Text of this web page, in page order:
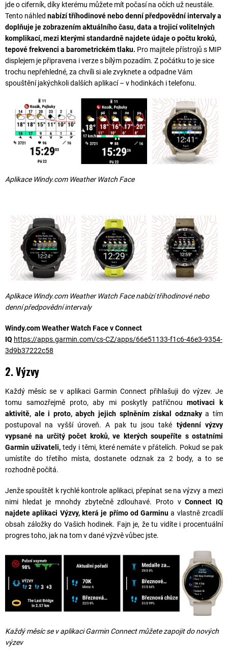
jde o ciferník, díky kterému můžete mít počasí na očích už neustále.
Tento náhled nabízí tříhodinové nebo denní předpovědní intervaly a
doplňuje je zobrazením aktuálního času, data a trojicí volitelných
komplikací,mezi kterými standardně najdete údaje o počtu kroků,
tepové frekvenci a barometrickém tlaku. Pro majitele přístrojů s MIP
displejem je připravena i verze s bílým pozadím. Z počátku to je sice
trochu nepřehledné, za chvíli si ale zvyknete a odpadne Vám
spouštění jakýchkoli dalších aplikací – v hodinkách i telefonu.
Aplikace Windy.com Weather Watch Face
Aplikace Windy.com Weather Watch Face nabízí tříhodinové nebo
denní předpovědní intervaly
Windy.com Weather Watch Face v Connect
IQ https://apps.garmin.com/cs-CZ/apps/66e51133-f1c6-46e3-9354-
3d9b37222c58
2. Výzvy
Každý měsíc se v aplikaci Garmin Connect přihlašuji do výzev. Je
tomu samozřejmě proto, aby mi poskytly patřičnoumotivaci k
aktivitě, ale i proto, abych jejich splněním získal odznakya tím
postupoval na vyšší úroveň. A pak tu jsou také týdenní výzvy
vypsané na určitý počet kroků, ve kterých soupeříte s ostatními
Garmin uživateli,tedy i těmi, které nemáte v přátelích. Pokud se pak
umístíte do třetího místa, dostanete odznak za 2 body, a to se
rozhodně počítá.
Jenže spouštět k rychlé kontrole aplikaci, přepínat se na výzvy a mezi
nimi hledat je mnohdy zbytečně zdlouhavé. Proto vConnect IQ
najdete aplikaci Výzvy, která je přímo od Garminu a vlastně zrcadlí
obsah záložky do Vašich hodinek. Fajn je, že tu vidíte i procentuální
progres toho, jak na tom v dané výzvě vůbec jste.
Každý měsíc se v aplikaciGarmin Connectmůžete zapojit do nových
výzev